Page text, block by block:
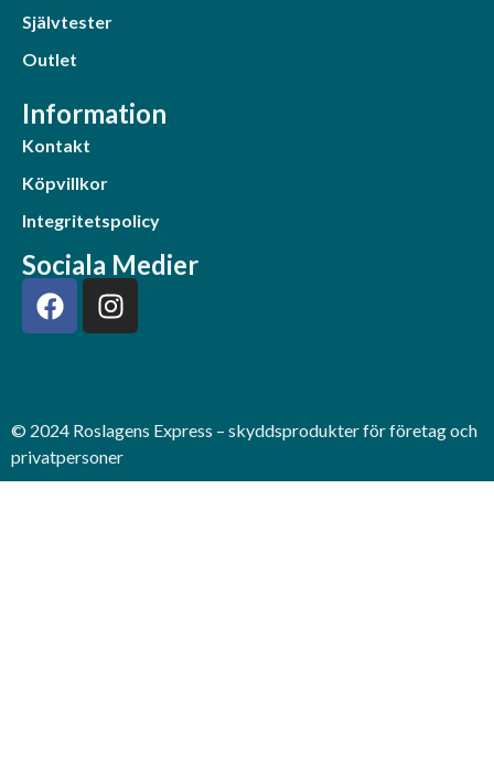
Självtester
Outlet
Information
Kontakt
Köpvillkor
Integritetspolicy
Sociala Medier
© 2024 Roslagens Express – skyddsprodukter för företag och
privatpersoner